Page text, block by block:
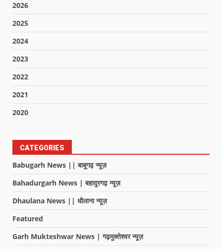
2026
2025
2024
2023
2022
2021
2020
CATEGORIES
Babugarh News || बाबूगढ़ न्यूज़
Bahadurgarh News | बहादुरगढ़ न्यूज़
Dhaulana News || धौलाना न्यूज़
Featured
Garh Mukteshwar News | गढ़मुक्तेश्वर न्यूज़